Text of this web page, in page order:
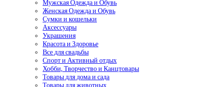
Мужская Одежда и Обувь
Женская Одежда и Обувь
Сумки и кошельки
Аксессуары
Украшения
Красота и Здоровье
Все для свадьбы
Спорт и Активный отдых
Хобби, Творчество и Канцтовары
Товары для дома и сада
Товары для животных